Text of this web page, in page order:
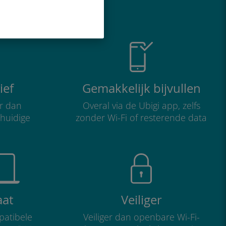
geweldig is
dan
Gemakkelijk bijvullen
Overal via de Ubigi app, zelfs
zonder Wi-Fi of resterende data
Veiliger
Veiliger dan openbare Wi-Fi-